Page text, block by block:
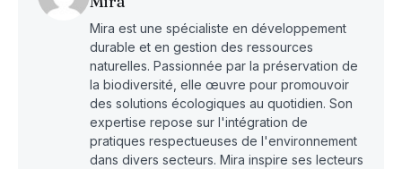
Mira est une spécialiste en développement
durable et en gestion des ressources
naturelles. Passionnée par la préservation de
la biodiversité, elle œuvre pour promouvoir
des solutions écologiques au quotidien. Son
expertise repose sur l'intégration de
pratiques respectueuses de l'environnement
dans divers secteurs. Mira inspire ses lecteurs